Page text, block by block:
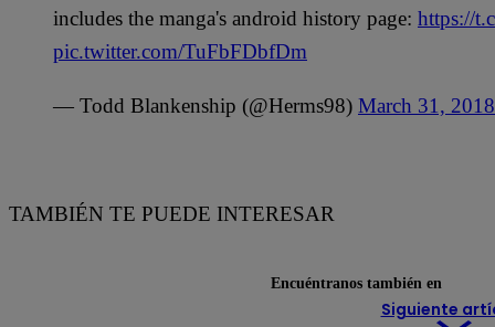
includes the manga's android history page: https://
pic.twitter.com/TuFbFDbfDm
— Todd Blankenship (@Herms98) March 31, 2018
TAMBIÉN TE PUEDE INTERESAR
Siguiente
Encuéntranos también en